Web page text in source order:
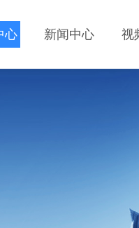
心 新闻中心 视